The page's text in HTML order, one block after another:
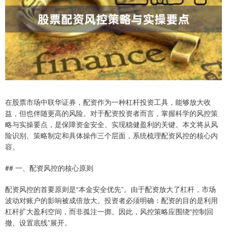
在股票市场中联华证券，配资作为一种杠杆投资工具，能够放大收
益，但也伴随更高的风险。对于配资投资者而言，掌握科学的风控策
略与实操要点，是保障资金安全、实现稳健盈利的关键。本文将从风
险识别、策略制定和具体操作三个层面，系统梳理配资风控的核心内
容。
## 一、配资风控的核心原则
配资风控的首要原则是“本金安全优先”。由于配资放大了杠杆，市场
波动对账户的影响被成倍放大。投资者必须明确：配资的目的是利用
杠杆扩大盈利空间，而非孤注一掷。因此，风控策略应围绕“控制回
撤、设置底线”展开。